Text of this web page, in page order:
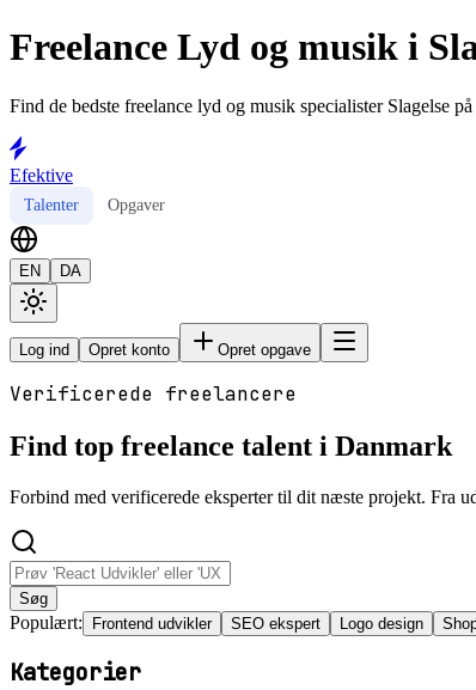
Freelance Lyd og musik i
Find de bedste freelance lyd og musik specialister Slagelse
Efektive
Talenter Opgaver
EN DA
Log ind Opret konto Opret opgave
Verificerede freelancere
Find top freelance talent i Danmark
Forbind med verificerede eksperter til dit næste projekt. Fra
Søg
Populært: Frontend udvikler SEO ekspert Logo design
Kategorier